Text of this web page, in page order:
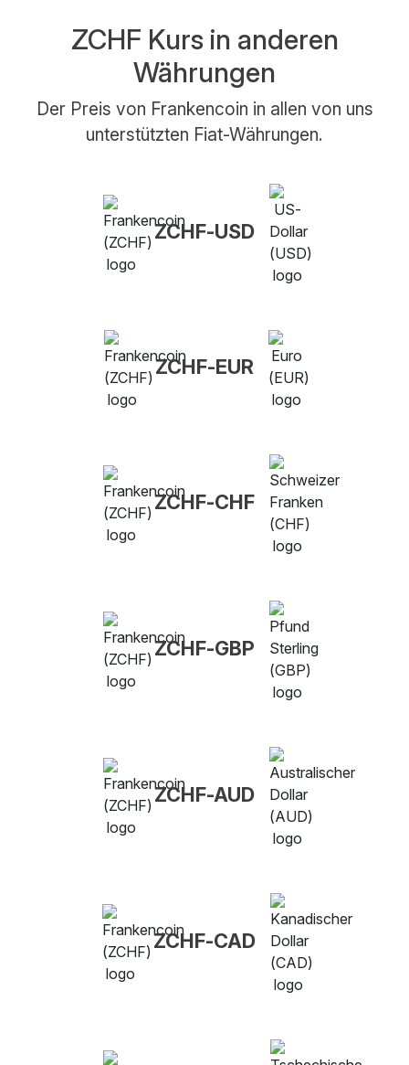
ZCHF Kurs in anderen
Währungen
Der Preis von Frankencoin in allen von uns
unterstützten Fiat-Währungen.
ZCHF-USD
ZCHF-EUR
ZCHF-CHF
ZCHF-GBP
ZCHF-AUD
ZCHF-CAD